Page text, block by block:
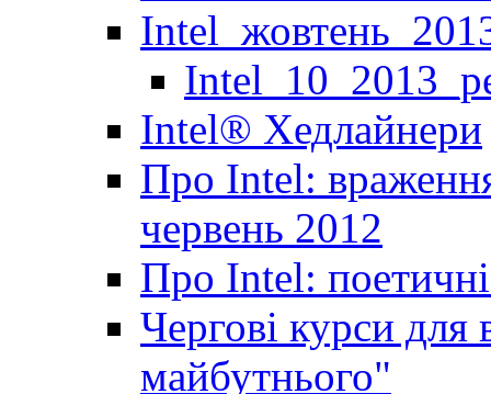
Іntel® Хедлайнери
Про Intel:
червень 2012
Про Intel:
Чергові курси
майбутнього"